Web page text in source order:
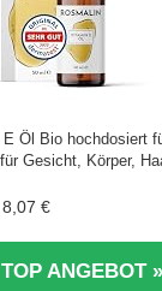
Öl Bio hochdosiert
Gesicht, Körper,
8,07 €
ANGEBOT »